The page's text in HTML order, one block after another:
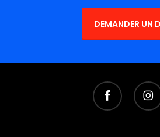
DEMANDER UN
facebook